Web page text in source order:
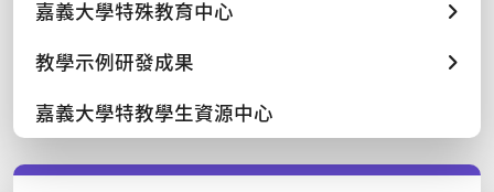
嘉義大學特殊教育中心
教學示例研發成果
嘉義大學特教學生資源中心